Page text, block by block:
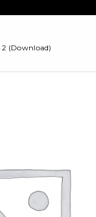
2 (Download)